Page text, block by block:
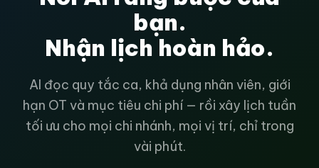
bạn.
Nhận lịch hoàn hảo.
AI đọc quy tắc ca, khả dụng nhân viên, giới
hạn OT và mục tiêu chi phí — rồi xây lịch tuần
tối ưu cho mọi chi nhánh, mọi vị trí, chỉ trong
vài phút.